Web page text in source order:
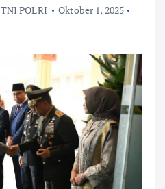
TNI POLRI
Oktober 1, 2025